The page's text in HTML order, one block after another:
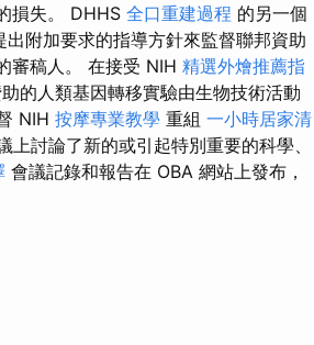
損失。 DHHS 全口重建過程 的另一個
附加要求的指導方針來監督聯邦資助
審稿人。 在接受 NIH 精選外燴推薦指
的人類基因轉移實驗由生物技術活動
NIH 按摩專業教學 重組 一小時居家清
討論了新的或引起特別重要的科學、
會議記錄和報告在 OBA 網站上發布，